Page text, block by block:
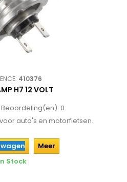
410376
H7 12 VOLT
Beoordeling(en): 0
voor auto's en motorfietsen.
Meer
Stock